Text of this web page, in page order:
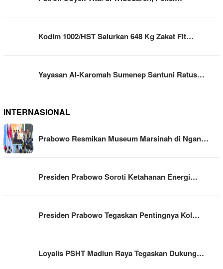
Kodim 1002/HST Salurkan 648 Kg Zakat Fit…
Yayasan Al-Karomah Sumenep Santuni Ratus…
INTERNASIONAL
Prabowo Resmikan Museum Marsinah di Ngan…
Presiden Prabowo Soroti Ketahanan Energi…
Presiden Prabowo Tegaskan Pentingnya Kol…
Loyalis PSHT Madiun Raya Tegaskan Dukung…